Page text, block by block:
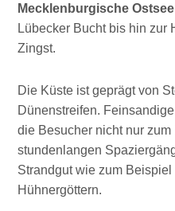
Mecklenburgische
Lübecker Bucht bis hin
Zingst.
Die Küste ist geprägt von
Dünenstreifen.
die Besucher nicht nur
stundenlangen
Strandgut wie zum
Hühnergöttern.